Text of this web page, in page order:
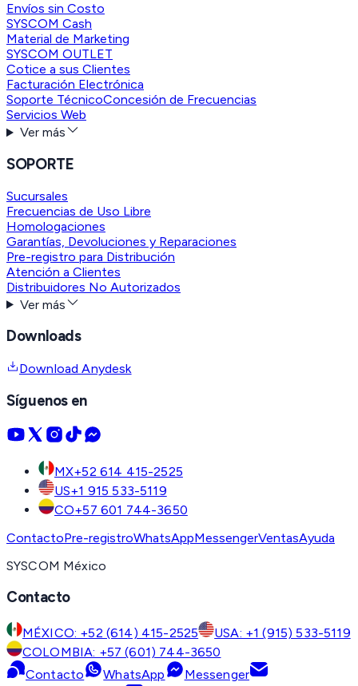
Envíos sin Costo
SYSCOM Cash
Material de Marketing
SYSCOM OUTLET
Cotice a sus Clientes
Facturación Electrónica
Soporte TécnicoConcesión de Frecuencias
Servicios Web
Ver más
SOPORTE
Sucursales
Frecuencias de Uso Libre
Homologaciones
Garantías, Devoluciones y Reparaciones
Pre-registro para Distribución
Atención a Clientes
Distribuidores No Autorizados
Ver más
Downloads
Download Anydesk
Síguenos en
MX+52 614 415-2525
US+1 915 533-5119
CO+57 601 744-3650
ContactoPre-registroWhatsAppMessengerVentasAyuda
SYSCOM México
Contacto
MÉXICO: +52 (614) 415-2525
USA: +1 (915) 533-5119
COLOMBIA: +57 (601) 744-3650
Contacto
WhatsApp Messenger